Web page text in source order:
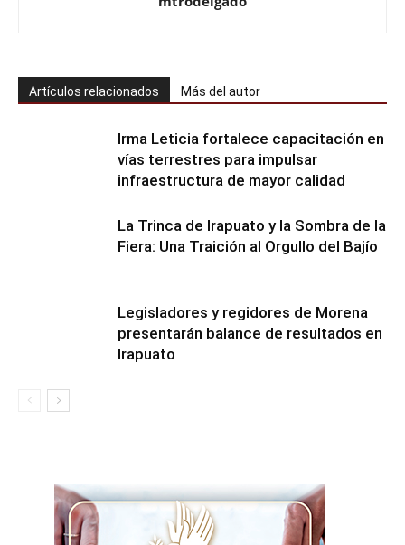
Artículos relacionados Más del autor
Irma Leticia fortalece capacitación en
vías terrestres para impulsar
infraestructura de mayor calidad
​La Trinca de Irapuato y la Sombra de la
Fiera: Una Traición al Orgullo del Bajío
Legisladores y regidores de Morena
presentarán balance de resultados en
Irapuato